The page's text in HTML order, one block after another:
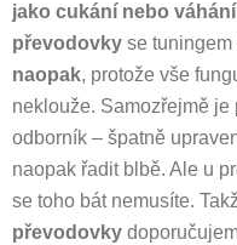
jako cukání nebo
převodovky se tuningem
naopak, protože vše
neklouže. Samozřejmě je
odborník – špatně
naopak řadit blbě. Ale u
se toho bát nemusíte.
převodovky